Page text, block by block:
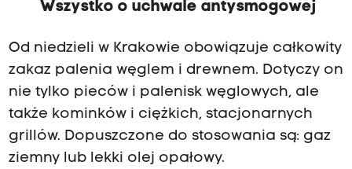
Wszystko o uchwale antysmogowej
Od niedzieli w Krakowie obowiązuje całkowity
zakaz palenia węglem i drewnem. Dotyczy on
nie tylko pieców i palenisk węglowych, ale
także kominków i ciężkich, stacjonarnych
grillów. Dopuszczone do stosowania są: gaz
ziemny lub lekki olej opałowy.